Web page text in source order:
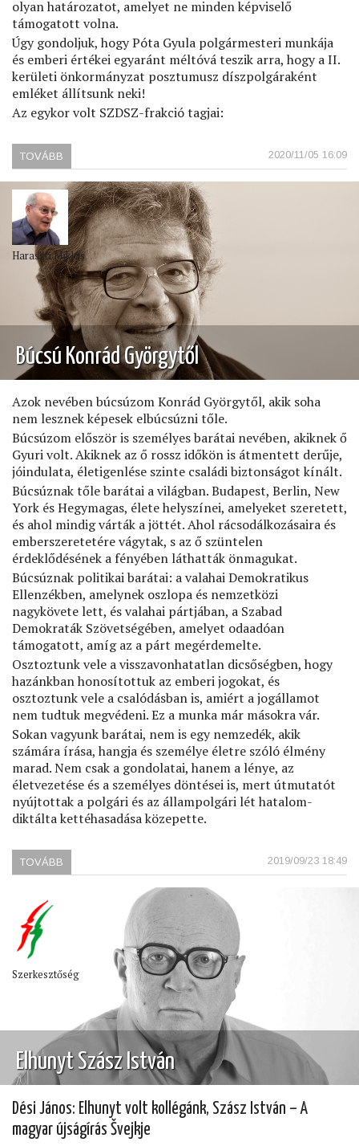
olyan határozatot, amelyet ne minden képviselő
támogatott volna.
Úgy gondoljuk, hogy Póta Gyula polgármesteri munkája
és emberi értékei egyaránt méltóvá teszik arra, hogy a II.
kerületi önkormányzat posztumusz díszpolgáraként
emléket állítsunk neki!
Az egykor volt SZDSZ-frakció tagjai:
2020/11/05 16:09
TOVÁBB
POSZTUMUSZ
DÍSZPOLGÁRI
CÍMRE)
Búcsú Konrád Györgytől
Haraszti Miklós
Azok nevében búcsúzom Konrád Györgytől, akik soha
nem lesznek képesek elbúcsúzni tőle.
Búcsúzom először is személyes barátai nevében, akiknek ő
Gyuri volt. Akiknek az ő rossz időkön is átmentett derűje,
jóindulata, életigenlése szinte családi biztonságot kínált.
Búcsúznak tőle barátai a világban. Budapest, Berlin, New
York és Hegymagas, élete helyszínei, amelyeket szeretett,
és ahol mindig várták a jöttét. Ahol rácsodálkozásaira és
emberszeretetére vágytak, s az ő szüntelen
érdeklődésének a fényében láthatták önmagukat.
Búcsúznak politikai barátai: a valahai Demokratikus
Ellenzékben, amelynek oszlopa és nemzetközi
nagykövete lett, és valahai pártjában, a Szabad
Demokraták Szövetségében, amelyet odaadóan
támogatott, amíg az a párt megérdemelte.
Osztoztunk vele a visszavonhatatlan dicsőségben, hogy
hazánkban honosítottuk az emberi jogokat, és
osztoztunk vele a csalódásban is, amiért a jogállamot
nem tudtuk megvédeni. Ez a munka már másokra vár.
Sokan vagyunk barátai, nem is egy nemzedék, akik
számára írása, hangja és személye életre szóló élmény
marad. Nem csak a gondolatai, hanem a lénye, az
életvezetése és a személyes döntései is, mert útmutatót
nyújtottak a polgári és az állampolgári lét hatalom-
diktálta kettéhasadása közepette.
2019/09/23 18:49
TOVÁBB
KONRÁD
Elhunyt Szász István
Szerkesztőség
Dési János: Elhunyt volt kollégánk, Szász István – A
magyar újságírás Švejkje